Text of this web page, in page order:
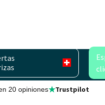
20 opiniones★Trustpilot